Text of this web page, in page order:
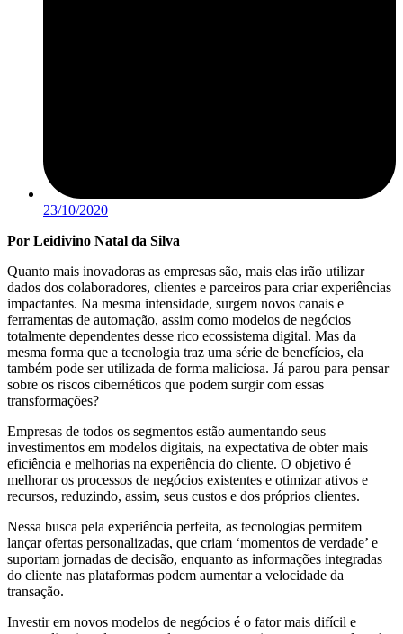
23/10/2020
Por Leidivino Natal da Silva
Quanto mais inovadoras as empresas são, mais elas irão utilizar
dados dos colaboradores, clientes e parceiros para criar experiências
impactantes. Na mesma intensidade, surgem novos canais e
ferramentas de automação, assim como modelos de negócios
totalmente dependentes desse rico ecossistema digital. Mas da
mesma forma que a tecnologia traz uma série de benefícios, ela
também pode ser utilizada de forma maliciosa. Já parou para pensar
sobre os riscos cibernéticos que podem surgir com essas
transformações?
Empresas de todos os segmentos estão aumentando seus
investimentos em modelos digitais, na expectativa de obter mais
eficiência e melhorias na experiência do cliente. O objetivo é
melhorar os processos de negócios existentes e otimizar ativos e
recursos, reduzindo, assim, seus custos e dos próprios clientes.
Nessa busca pela experiência perfeita, as tecnologias permitem
lançar ofertas personalizadas, que criam ‘momentos de verdade’ e
suportam jornadas de decisão, enquanto as informações integradas
do cliente nas plataformas podem aumentar a velocidade da
transação.
Investir em novos modelos de negócios é o fator mais difícil e